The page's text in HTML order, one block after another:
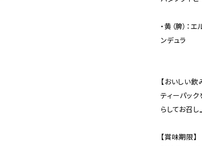
・黄（脾）：
ンデュラ
【おいしい飲
ティーパッ
らしてお召し
【賞味期限】